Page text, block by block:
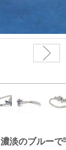
濃淡のブルーで